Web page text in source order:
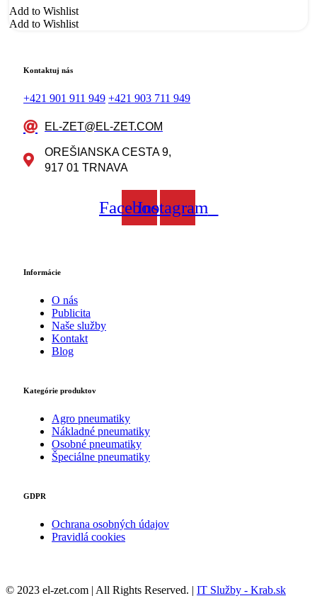
Add to Wishlist
Add to Wishlist
Kontaktuj nás
+421 901 911 949 +421 903 711 949
EL-ZET@EL-ZET.COM
OREŠIANSKA CESTA 9,
917 01 TRNAVA
FacebookInstagram
Informácie
O nás
Publicita
Naše služby
Kontakt
Blog
Kategórie produktov
Agro pneumatiky
Nákladné pneumatiky
Osobné pneumatiky
Špeciálne pneumatiky
GDPR
Ochrana osobných údajov
Pravidlá cookies
© 2023 el-zet.com | All Rights Reserved. | IT Služby - Krab.sk